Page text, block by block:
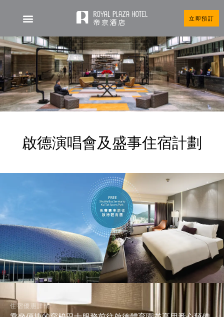
立即預訂
啟德演唱會及盛事住宿計劃
住宿優惠詳情